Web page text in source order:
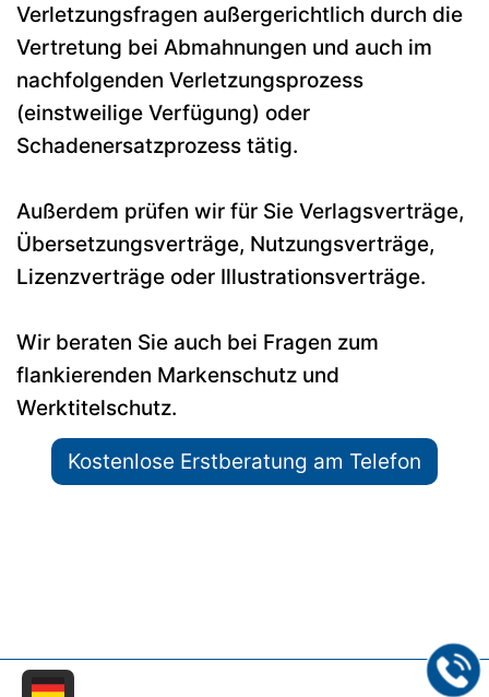
Verletzungsfragen außergerichtlich durch die
Vertretung bei Abmahnungen und auch im
nachfolgenden Verletzungsprozess
(einstweilige Verfügung) oder
Schadenersatzprozess tätig.
Außerdem prüfen wir für Sie Verlagsverträge,
Übersetzungsverträge, Nutzungsverträge,
Lizenzverträge oder Illustrationsverträge.
Wir beraten Sie auch bei Fragen zum
flankierenden Markenschutz und
Werktitelschutz.
Kostenlose Erstberatung am Telefon